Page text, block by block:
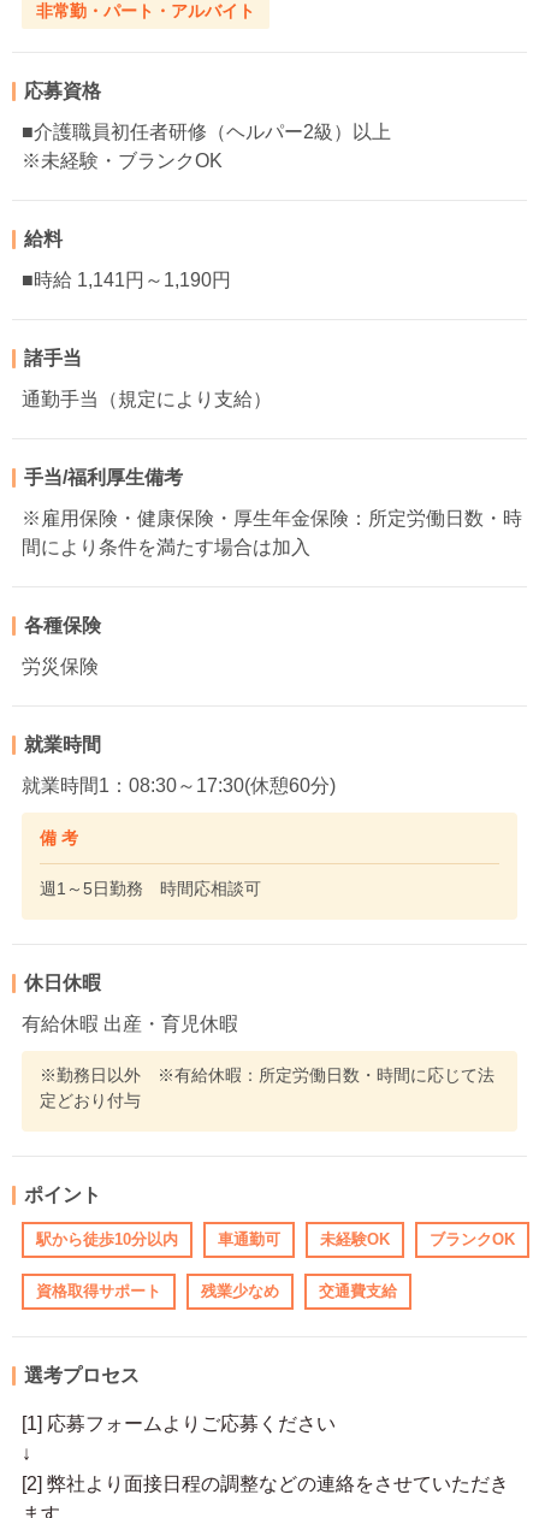
非常勤・パート・アルバイト
応募資格
■介護職員初任者研修（ヘルパー2級）以上
※未経験・ブランクOK
給料
■時給 1,141円～1,190円
諸手当
通勤手当（規定により支給）
手当/福利厚生備考
※雇用保険・健康保険・厚生年金保険：所定労働日数・時
間により条件を満たす場合は加入
各種保険
労災保険
就業時間
就業時間1：08:30～17:30(休憩60分)
備 考
週1～5日勤務 時間応相談可
休日休暇
有給休暇 出産・育児休暇
※勤務日以外 ※有給休暇：所定労働日数・時間に応じて法
定どおり付与
ポイント
駅から徒歩10分以内 車通勤可 未経験OK ブランクOK
資格取得サポート 残業少なめ 交通費支給
選考プロセス
[1] 応募フォームよりご応募ください
↓
[2] 弊社より面接日程の調整などの連絡をさせていただき
ます